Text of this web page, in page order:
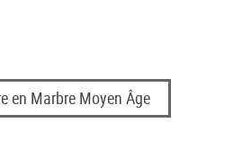
en Marbre Moyen Âge